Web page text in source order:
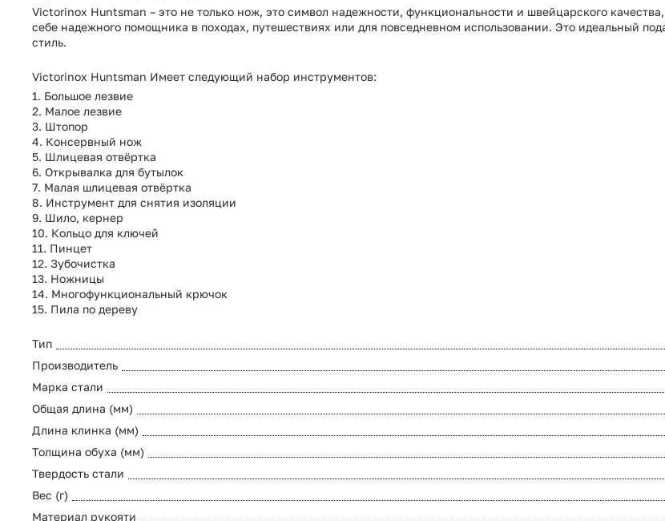
Victorinox Huntsman – это не только нож, это символ надежности, функциональности и швейцарского
себе надежного помощника в походах, путешествиях или для повседневном использовании. Это идеальный
стиль.
Victorinox Huntsman Имеет следующий набор инструментов:
1. Большое лезвие
2. Малое лезвие
3. Штопор
4. Консервный нож
5. Шлицевая отвёртка
6. Открывалка для бутылок
7. Малая шлицевая отвёртка
8. Инструмент для снятия изоляции
9. Шило, кернер
10. Кольцо для ключей
11. Пинцет
12. Зубочистка
13. Ножницы
14. Многофункциональный крючок
15. Пила по дереву
Тип
Производитель
Марка стали
Общая длина (мм)
Длина клинка (мм)
Толщина обуха (мм)
Твердость стали
Вес (г)
Материал рукояти